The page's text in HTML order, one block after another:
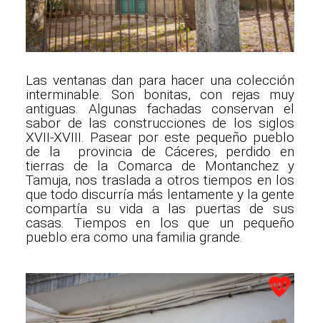
Las ventanas dan para hacer una colección
interminable. Son bonitas, con rejas muy
antiguas. Algunas fachadas conservan el
sabor de las construcciones de los siglos
XVII-XVIII. Pasear por este pequeño pueblo
de la provincia de Cáceres, perdido en
tierras de la Comarca de Montanchez y
Tamuja, nos traslada a otros tiempos en los
que todo discurría más lentamente y la gente
compartía su vida a las puertas de sus
casas. Tiempos en los que un pequeño
pueblo era como una familia grande.